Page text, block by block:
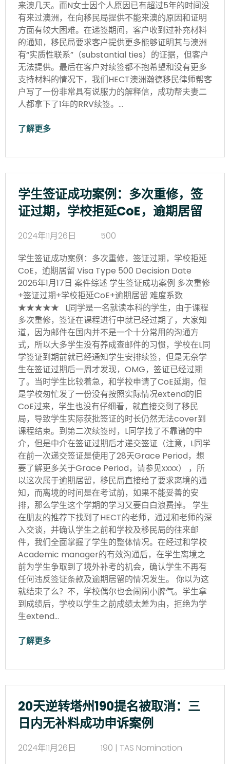
来澳几天。而N女士因个人原因已有超过5年的时间没
有来过澳洲，在向移民局提供不能来澳的原因和证明
方面有较大困难。在递签期间，客户收到过补充材料
的通知，移民局要求客户提供更多能够证明其与澳洲
有“实质性联系”（substantial ties）的证据，但客户
无法提供。最后在客户对续签都不抱希望和没有更多
支持材料的情况下，我们HECT澳洲瀚德移民律师帮客
户写了一份非常具有说服力的解释信，成功帮夫妻二
人都拿下了1年的RRV续签。…
了解更多
学生签证成功案例：多次重修，签
证过期，学校拒延CoE，逾期居留
2024年11月26日
500
学生签证成功案例：多次重修，签证过期，学校拒延
CoE，逾期居留 Visa Type 500 Decision Date
2026年1月17日 案件综述 学生签证成功案例 多次重修
+签证过期+学校拒延CoE+逾期居留 难度系数
★★★★★ L同学是一名就读本科的学生，由于课程
多次重修，签证在课程进行中就已经过期了，大家知
道，因为邮件在国内并不是一个十分常用的沟通方
式，所以大多学生没有养成查邮件的习惯，学校在L同
学签证到期前就已经通知学生安排续签，但是无奈学
生在签证过期后一周才发现，OMG，签证已经过期
了。当时学生比较着急，和学校申请了CoE延期，但
是学校匆忙发了一份没有按照实际情况extend的旧
CoE过来，学生也没有仔细看，就直接交到了移民
局，导致学生实际获批签证的时长仍然无法cover到
课程结束。到第二次续签时，L同学找了不靠谱的中
介，但是中介在签证过期后才递交签证（注意，L同学
在前一次递交签证是使用了28天Grace Period，想
要了解更多关于Grace Period，请参见xxxx） ，所
以这次属于逾期居留，移民局直接给了要求离境的通
知，而离境的时间是在考试前，如果不能妥善的安
排，那么学生这个学期的学习又要白白浪费掉。 学生
在朋友的推荐下找到了HECT的老师，通过和老师的深
入交谈，并确认学生之前和学校及移民局的往来邮
件，我们全面掌握了学生的整体情况。在经过和学校
Academic manager的有效沟通后，在学生离境之
前为学生争取到了境外补考的机会，确认学生不再有
任何违反签证条款及逾期居留的情况发生。 你以为这
就结束了么？不，学校偶尔也会闹闹小脾气。学生拿
到成绩后，学校以学生之前成绩太差为由，拒绝为学
生extend…
了解更多
20天逆转塔州190提名被取消：三
日内无补料成功申诉案例
2024年11月26日
190 | TAS Nomination